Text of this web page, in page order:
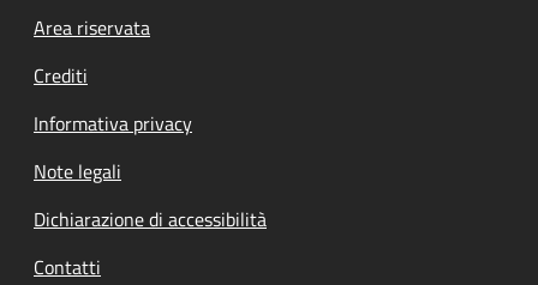
Footer menu
Area riservata
Crediti
Informativa privacy
Note legali
Dichiarazione di accessibilità
Contatti